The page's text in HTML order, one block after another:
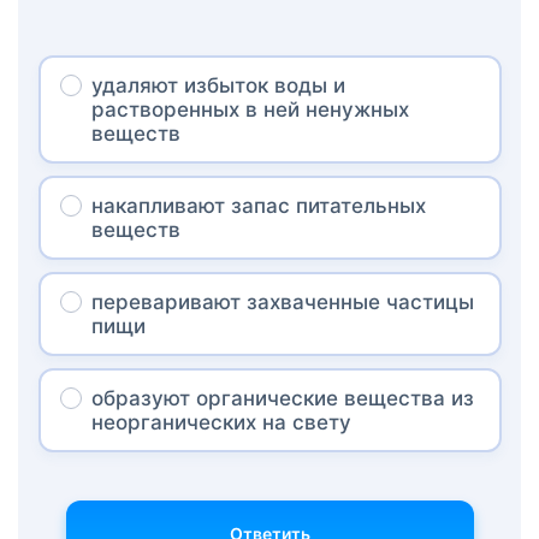
удаляют избыток воды и
растворенных в ней ненужных
веществ
накапливают запас питательных
веществ
переваривают захваченные частицы
пищи
образуют органические вещества из
неорганических на свету
Ответить